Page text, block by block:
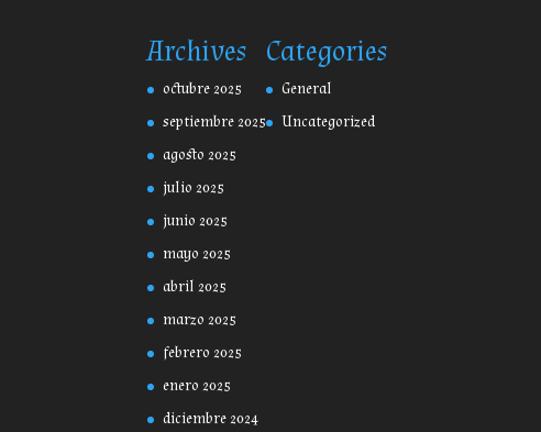
Archives
octubre 2025
septiembre 2025
agosto 2025
julio 2025
junio 2025
mayo 2025
abril 2025
marzo 2025
febrero 2025
enero 2025
diciembre 2024
Categories
General
Uncategorized